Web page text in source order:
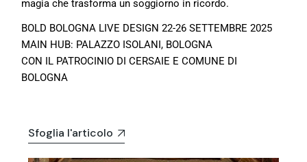
magia che trasforma un soggiorno in ricordo.
BOLD BOLOGNA LIVE DESIGN 22-26 SETTEMBRE 2025
MAIN HUB: PALAZZO ISOLANI, BOLOGNA
CON IL PATROCINIO DI CERSAIE E COMUNE DI
BOLOGNA
Sfoglia l'articolo